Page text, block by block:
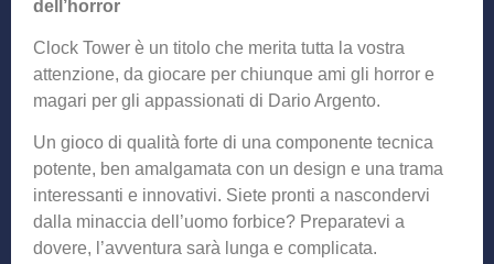
dell’horror
Clock Tower è un titolo che merita tutta la vostra
attenzione, da giocare per chiunque ami gli horror e
magari per gli appassionati di Dario Argento.
Un gioco di qualità forte di una componente tecnica
potente, ben amalgamata con un design e una trama
interessanti e innovativi. Siete pronti a nascondervi
dalla minaccia dell’uomo forbice? Preparatevi a
dovere, l’avventura sarà lunga e complicata.